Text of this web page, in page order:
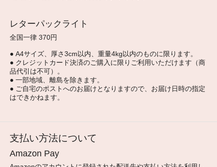
レターパックライト
全国一律 370円
● A4サイズ、厚さ3cm以内、重量4kg以内のものに限ります。
● クレジットカード決済のご購入に限りご利用いただけます（商
品代引は不可）。
● 一部地域、離島を除きます。
● ご自宅のポストへのお届けとなりますので、お届け日時の指定
はできかねます。
支払い方法について
Amazon Pay